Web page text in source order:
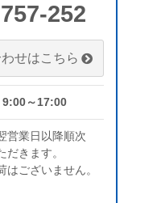
252
せはこちら
9:00～17:00
営業日以降順次
だきます。
ございません。